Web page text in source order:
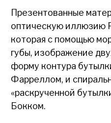
Презентованные
оптическую иллюзию
которая с помощью
губы, изображение
форму контура
Фарреллом, и
«раскрученной
Бокком.